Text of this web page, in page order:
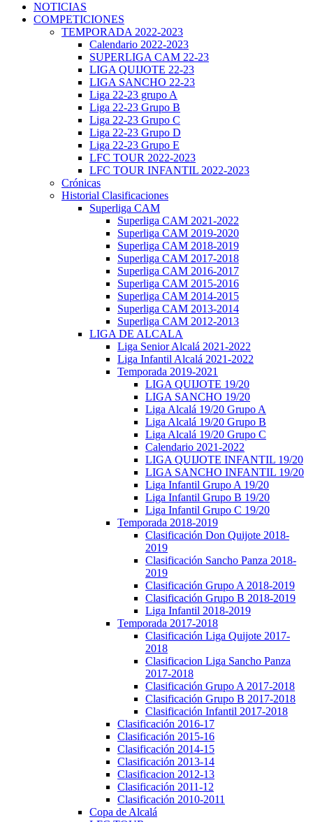
NOTICIAS
COMPETICIONES
TEMPORADA 2022-2023
Calendario 2022-2023
SUPERLIGA CAM 22-23
LIGA QUIJOTE 22-23
LIGA SANCHO 22-23
Liga 22-23 grupo A
Liga 22-23 Grupo B
Liga 22-23 Grupo C
Liga 22-23 Grupo D
Liga 22-23 Grupo E
LFC TOUR 2022-2023
LFC TOUR INFANTIL 2022-2023
Crónicas
Historial Clasificaciones
Superliga CAM
Superliga CAM 2021-2022
Superliga CAM 2019-2020
Superliga CAM 2018-2019
Superliga CAM 2017-2018
Superliga CAM 2016-2017
Superliga CAM 2015-2016
Superliga CAM 2014-2015
Superliga CAM 2013-2014
Superliga CAM 2012-2013
LIGA DE ALCALA
Liga Senior Alcalá 2021-2022
Liga Infantil Alcalá 2021-2022
Temporada 2019-2021
LIGA QUIJOTE 19/20
LIGA SANCHO 19/20
Liga Alcalá 19/20 Grupo A
Liga Alcalá 19/20 Grupo B
Liga Alcalá 19/20 Grupo C
Calendario 2021-2022
LIGA QUIJOTE INFANTIL 19/20
LIGA SANCHO INFANTIL 19/20
Liga Infantil Grupo A 19/20
Liga Infantil Grupo B 19/20
Liga Infantil Grupo C 19/20
Temporada 2018-2019
Clasificación Don Quijote 2018-
2019
Clasificación Sancho Panza 2018-
2019
Clasificación Grupo A 2018-2019
Clasificación Grupo B 2018-2019
Liga Infantil 2018-2019
Temporada 2017-2018
Clasificación Liga Quijote 2017-
2018
Clasificacion Liga Sancho Panza
2017-2018
Clasificación Grupo A 2017-2018
Clasificación Grupo B 2017-2018
Clasificación Infantil 2017-2018
Clasificación 2016-17
Clasificación 2015-16
Clasificación 2014-15
Clasificación 2013-14
Clasificacion 2012-13
Clasificación 2011-12
Clasificación 2010-2011
Copa de Alcalá